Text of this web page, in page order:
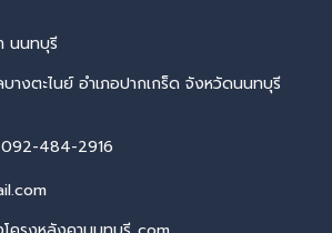
นนทบุรี
งตะไนย์ อำเภอปากเกร็ด จังหวัดนนทบุรี
092-484-2916